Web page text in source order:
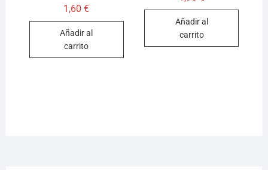
1,60€
Añadir al
carrito
Añadir al
carrito